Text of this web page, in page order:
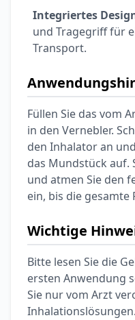
Integriertes
und Tragegriff für
Transport.
Füllen Sie das vom
in den Vernebler.
den Inhalator an
das Mundstück auf.
und atmen Sie den
ein, bis die gesamte
Wichtige
Bitte lesen Sie die
ersten Anwendung
Sie nur vom Arzt